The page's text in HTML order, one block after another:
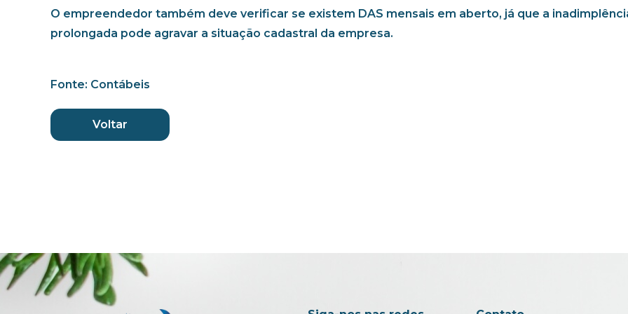
O empreendedor também deve verificar se existem DAS mensais em aberto, já que a
prolongada pode agravar a situação cadastral da empresa.
Fonte: Contábeis
Voltar